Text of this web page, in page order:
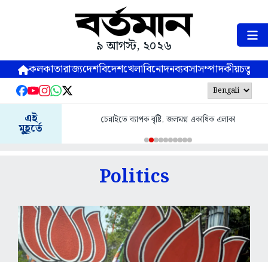
৯ আগস্ট, ২০২৬
কলকাতারাজ্যদেশবিদেশখেলাবিনোদনব্যবসাসম্পাদকীয়
এই
মুহূর্তে
ব্যাপক বৃষ্টি, জলমগ্ন একাধিক এলাকা অনুপ্রবেশকারীদের বের
Politics